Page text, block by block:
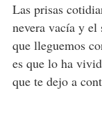
Las prisas
nevera vacía y el
que lleguemos
es que lo ha
que te dejo a